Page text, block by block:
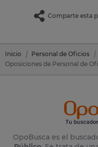
Comparte esta
Inicio Personal de Oficios
OpoBusca es el